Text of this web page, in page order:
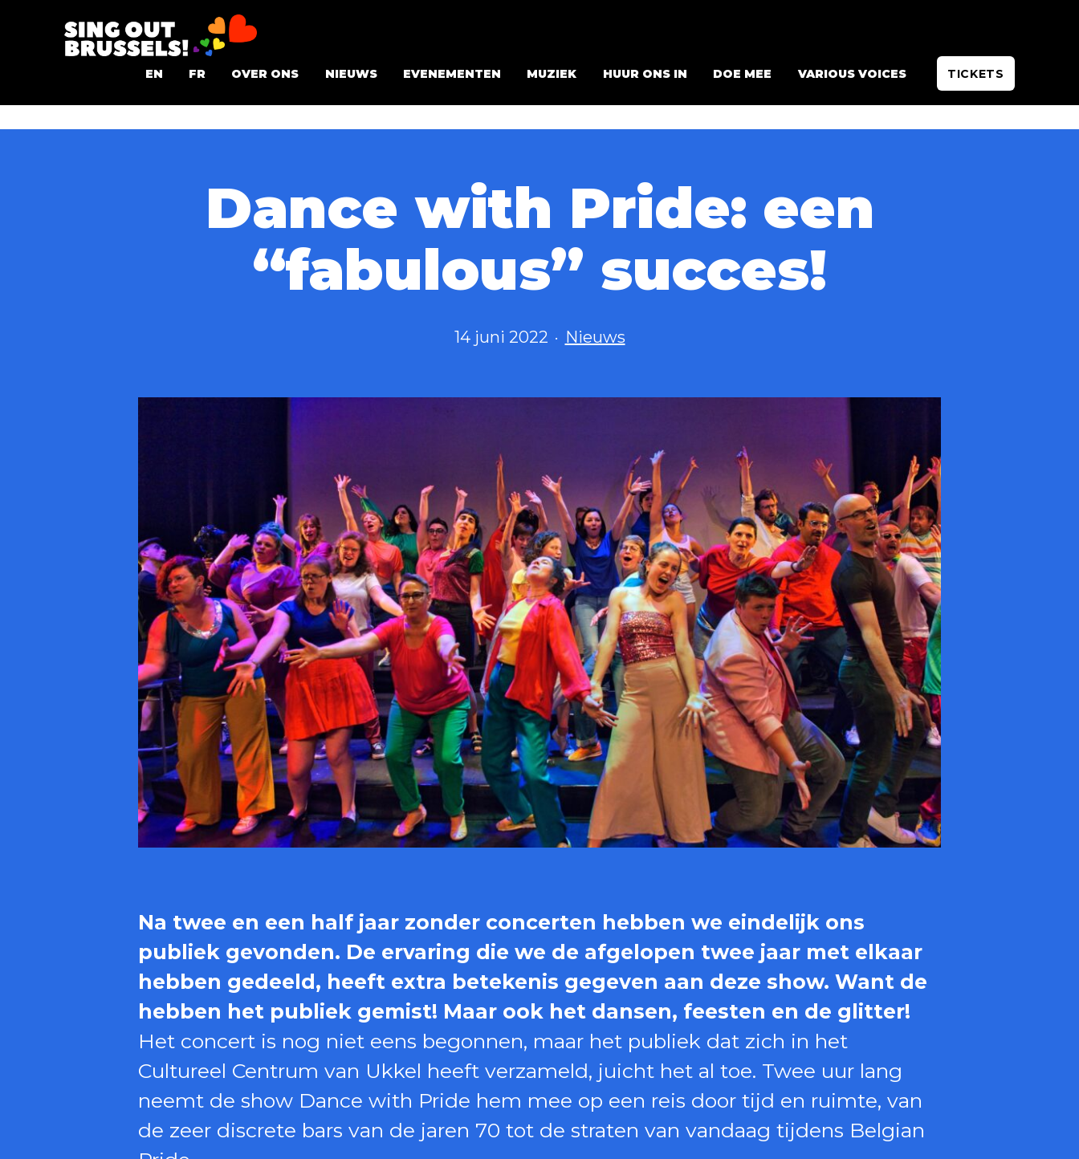
inhoudOut
Brussels!
EN FR OVER ONS NIEUWS EVENEMENTEN MUZIEK HUUR ONS IN DOE MEE VARIOUS VOICES TICKETS
Dance with Pride: een
“fabulous” succes!
Gepubliceerd
14 juni 2022
Gecategoriseerd
Nieuws
Na twee en een half jaar zonder concerten hebben we eindelijk ons ​​
publiek gevonden. De ervaring die we de afgelopen twee jaar met elkaar
hebben gedeeld, heeft extra betekenis gegeven aan deze show. Want de
hebben het publiek gemist! Maar ook het dansen, feesten en de glitter!
Het concert is nog niet eens begonnen, maar het publiek dat zich in het
Cultureel Centrum van Ukkel heeft verzameld, juicht het al toe. Twee uur lang
neemt de show Dance with Pride hem mee op een reis door tijd en ruimte, van
de zeer discrete bars van de jaren 70 tot de straten van vandaag tijdens Belgian